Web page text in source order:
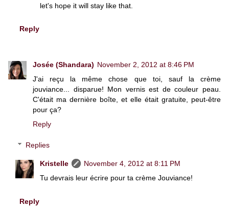
let's hope it will stay like that.
Reply
Josée (Shandara) November 2, 2012 at 8:46 PM
J'ai reçu la même chose que toi, sauf la crème
jouviance... disparue! Mon vernis est de couleur peau.
C'était ma dernière boîte, et elle était gratuite, peut-être
pour ça?
Reply
Replies
Kristelle
November 4, 2012 at 8:11 PM
Tu devrais leur écrire pour ta crème Jouviance!
Reply